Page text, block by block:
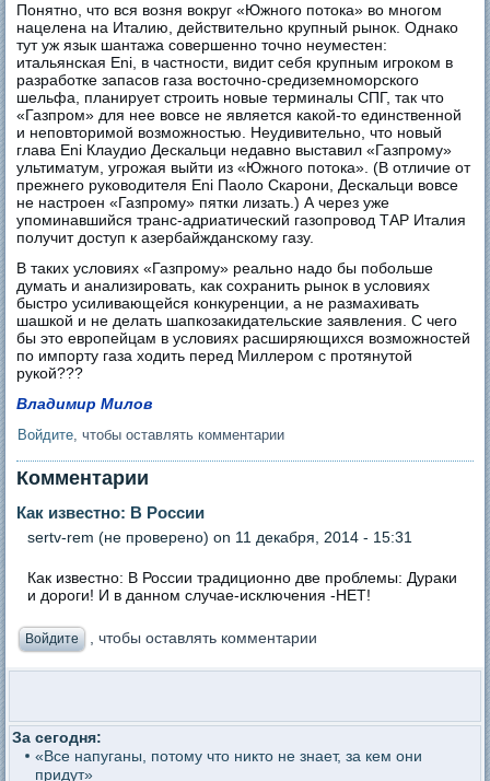
Понятно, что вся возня вокруг «Южного потока» во многом
нацелена на Италию, действительно крупный рынок. Однако
тут уж язык шантажа совершенно точно неуместен:
итальянская Eni, в частности, видит себя крупным игроком в
разработке запасов газа восточно-средиземноморского
шельфа, планирует строить новые терминалы СПГ, так что
«Газпром» для нее вовсе не является какой-то единственной
и неповторимой возможностью. Неудивительно, что новый
глава Eni Клаудио Дескальци недавно выставил «Газпрому»
ультиматум, угрожая выйти из «Южного потока». (В отличие от
прежнего руководителя Eni Паоло Скарони, Дескальци вовсе
не настроен «Газпрому» пятки лизать.) А через уже
упоминавшийся транс-адриатический газопровод ТАР Италия
получит доступ к азербайжданскому газу.
В таких условиях «Газпрому» реально надо бы побольше
думать и анализировать, как сохранить рынок в условиях
быстро усиливающейся конкуренции, а не размахивать
шашкой и не делать шапкозакидательские заявления. С чего
бы это европейцам в условиях расширяющихся возможностей
по импорту газа ходить перед Миллером с протянутой
рукой???
Владимир Милов
Войдите, чтобы оставлять комментарии
Комментарии
Как известно: В России
sertv-rem (не проверено) on 11 декабря, 2014 - 15:31
Как известно: В России традиционно две проблемы: Дураки
и дороги! И в данном случае-исключения -НЕТ!
Войдите , чтобы оставлять комментарии
За сегодня:
«Все напуганы, потому что никто не знает, за кем они
придут»